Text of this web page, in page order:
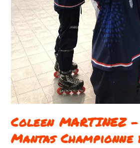
Coleen MARTINEZ
Mantas Championne